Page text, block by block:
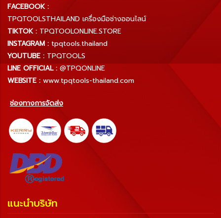
FACEBOOK :
TPQTOOLSTHAILAND เครื่องมือช่างออนไลน์
TIKTOK : TPQTOOLONLINE.STORE
INSTAGRAM : tpqtools.thailand
YOUTUBE : TPQTOOLS
LINE OFFICIAL : @TPQONLINE
WEBSITE : www.tpqtools-thailand.com
ช่องทางการจัดส่ง
แนะนำบริษัท